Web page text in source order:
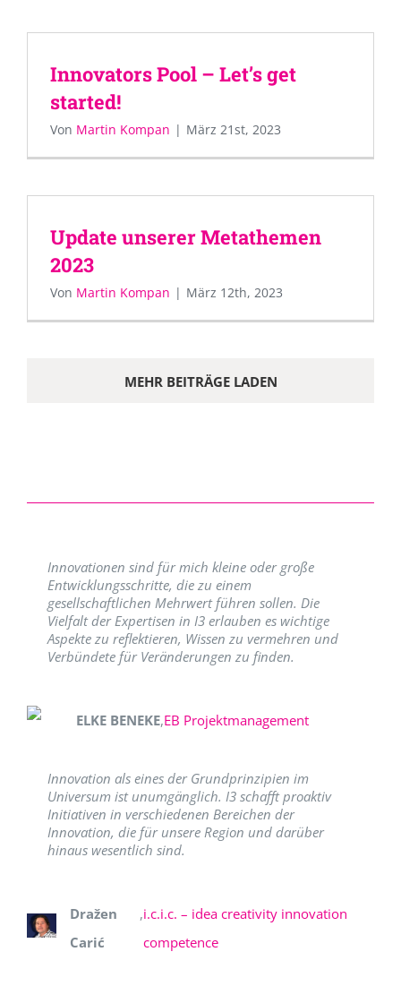
Innovators Pool – Let’s get
started!
Von Martin Kompan | März 21st, 2023
Update unserer Metathemen
2023
Von Martin Kompan | März 12th, 2023
MEHR BEITRÄGE LADEN
Innovationen sind für mich kleine oder große
Entwicklungsschritte, die zu einem
gesellschaftlichen Mehrwert führen sollen. Die
Vielfalt der Expertisen in I3 erlauben es wichtige
Aspekte zu reflektieren, Wissen zu vermehren und
Verbündete für Veränderungen zu finden.
ELKE BENEKE,EB Projektmanagement
Innovation als eines der Grundprinzipien im
Universum ist unumgänglich. I3 schafft proaktiv
Initiativen in verschiedenen Bereichen der
Innovation, die für unsere Region und darüber
hinaus wesentlich sind.
Dražen
Carić
,i.c.i.c. – idea creativity innovation
competence